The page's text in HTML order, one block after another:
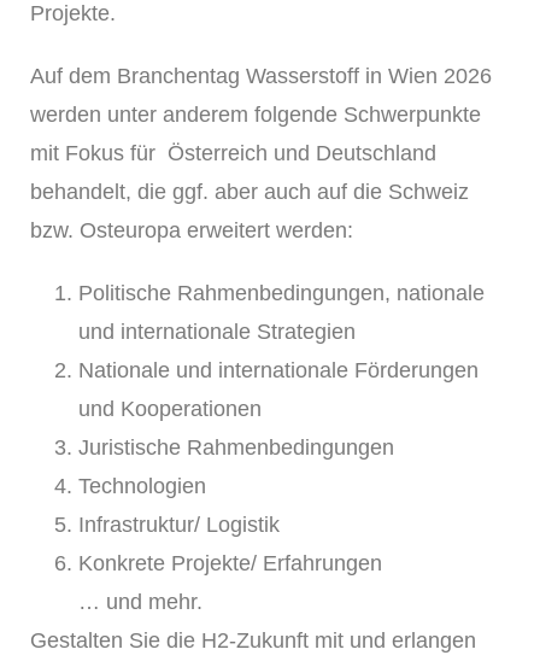
Projekte.
Auf dem Branchentag Wasserstoff in Wien 2026
werden unter anderem folgende Schwerpunkte
mit Fokus für Österreich und Deutschland
behandelt, die ggf. aber auch auf die Schweiz
bzw. Osteuropa erweitert werden:
Politische Rahmenbedingungen, nationale
und internationale Strategien
Nationale und internationale Förderungen
und Kooperationen
Juristische Rahmenbedingungen
Technologien
Infrastruktur/ Logistik
Konkrete Projekte/ Erfahrungen
… und mehr.
Gestalten Sie die H2-Zukunft mit und erlangen